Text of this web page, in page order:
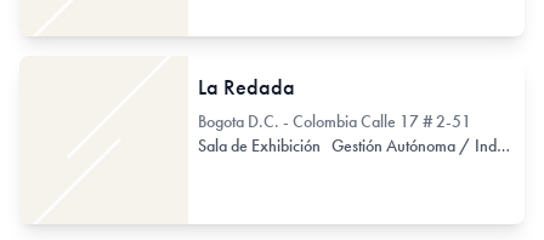
La Redada
Bogota D.C. - Colombia Calle 17 # 2-51
Sala de Exhibición Gestión Autónoma / Independiente